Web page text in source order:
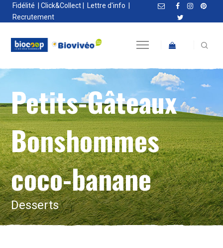
Fidélité |Click&Collect Lettre d'info
Recrutement
Petits-Gâteaux
Bonshommes
coco-banane
Desserts